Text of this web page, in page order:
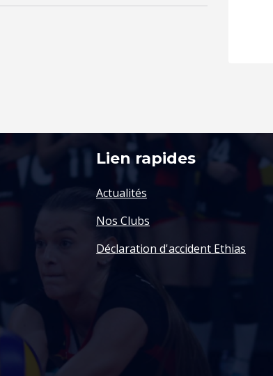
Lien rapides
Actualités
Nos Clubs
Déclaration d'accident Ethias